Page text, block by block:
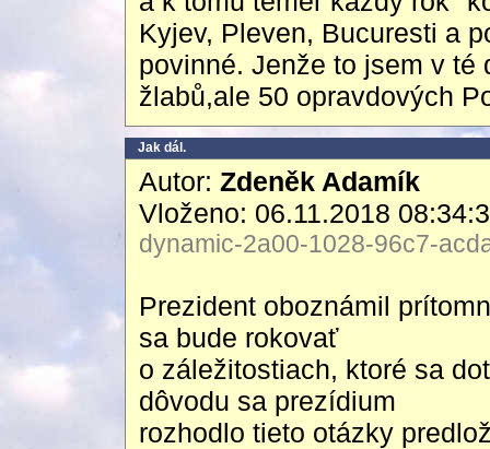
Kyjev, Pleven, Bucuresti a
povinné. Jenže to jsem v
žlabů,ale 50 opravdových
Jak dál.
Autor: Zdeněk Adamík
Vloženo: 06.11.2018
dynamic-2a00-1028-96c7-
Prezident oboznámil
sa bude rokovať
o záležitostiach, ktoré sa
dôvodu sa prezídium
rozhodlo tieto otázky